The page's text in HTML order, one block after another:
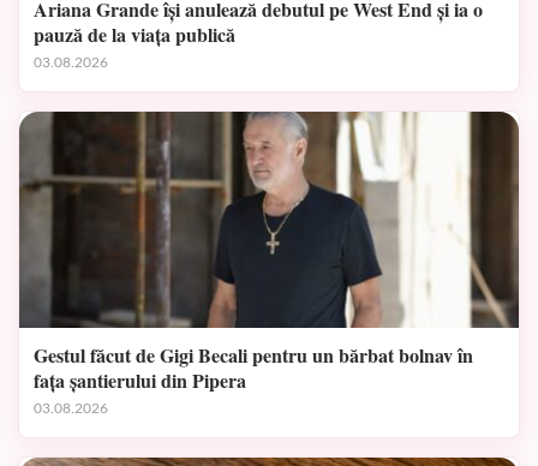
Ariana Grande își anulează debutul pe West End și ia o
pauză de la viața publică
03.08.2026
Gestul făcut de Gigi Becali pentru un bărbat bolnav în
fața șantierului din Pipera
03.08.2026